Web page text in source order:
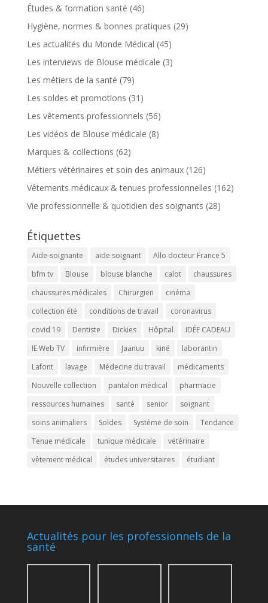
Études & formation santé (46)
Hygiène, normes & bonnes pratiques (29)
Les actualités du Monde Médical (45)
Les interviews de Blouse médicale (3)
Les métiers de la santé (79)
Les soldes et promotions (31)
Les vêtements professionnels (56)
Les vidéos de Blouse médicale (8)
Marques & collections (62)
Métiers vétérinaires et soin des animaux(126)
Vêtements médicaux & tenues professionnelles (162)
Vie professionnelle & quotidien des soignants (28)
Étiquettes
Aide-soignante aide soignant
Allo docteur France 5
bfm tv
Blouse blouse blanche calot
chaussures
chaussures médicales
Chirurgien
cinéma
collection été
conditions de travail
coronavirus
covid 19
Dentiste Dickies Hôpital
IDÉE CADEAU
IE Web TV
infirmière Jaanuu kiné
laborantin
Lafont
lavage Médecine du travail
médicaments
Nouvelle collection
pantalon médical
pharmacie
ressources humaines
santé senior
soignant
soins animaliers
Soldes Système de soin
Tendance
Tenue médicale
tunique médicale
vétérinaire
vêtement médical
études universitaires étudiant
Actualités pour les professionnels de la
santé